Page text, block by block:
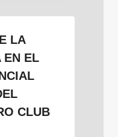
LA
EN EL
CLUB